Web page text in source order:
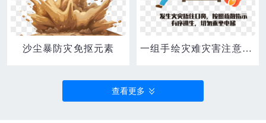
沙尘暴防灾免抠元素 一组手绘灾难灾害注意事项套图合集之火灾逃生元素
查看更多